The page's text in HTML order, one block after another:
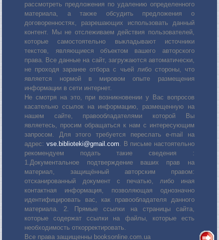
рассмотреть предложения по удалению определенного
материала, а также обсудить предложения о
договоренностях, разрешающих использовать данный
контент. Мы не отслеживаем действия пользователей,
которые самостоятельно выкладывают источники
текстов, являющиеся объектом вашего авторского
права. Все данные на сайт, загружаются автоматически,
не проходя заранее отбора с чьей либо стороны, что
является нормой в мировом опыте размещения
информации в сети интернет.
Не смотря на это, при возникновении у Вас вопросов
касательно ссылок на информацию, размещенную на
нашем сайте, правообладателями которой Вы
являетесь, просим обращаться к нам с интересующим
запросом. Для этого требуется переслать е-mail на
адрес: vse.biblioteki@gmail.com. В письме настоятельно
рекомендуем подать такие сведения :
1.Документальное подтверждение ваших прав на
материал, защищённый авторским правом:
отсканированный документ с печатью, либо иная
контактная информация, позволяющая однозначно
идентифицировать вас, как правообладателя данного
материала. 2. Прямые ссылки на страницы сайта,
которые содержат ссылки на файлы, которые есть
необходимость откорректировать.
Все права защищенны booksonline.com.ua